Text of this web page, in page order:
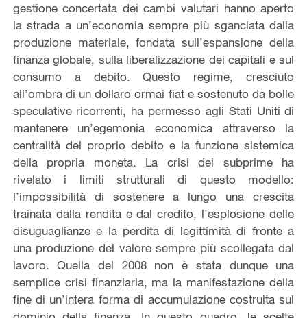
gestione concertata dei cambi valutari hanno aperto
la strada a un’economia sempre più sganciata dalla
produzione materiale, fondata sull’espansione della
finanza globale, sulla liberalizzazione dei capitali e sul
consumo a debito. Questo regime, cresciuto
all’ombra di un dollaro ormai fiat e sostenuto da bolle
speculative ricorrenti, ha permesso agli Stati Uniti di
mantenere un’egemonia economica attraverso la
centralità del proprio debito e la funzione sistemica
della propria moneta. La crisi dei subprime ha
rivelato i limiti strutturali di questo modello:
l’impossibilità di sostenere a lungo una crescita
trainata dalla rendita e dal credito, l’esplosione delle
disuguaglianze e la perdita di legittimità di fronte a
una produzione del valore sempre più scollegata dal
lavoro. Quella del 2008 non è stata dunque una
semplice crisi finanziaria, ma la manifestazione della
fine di un’intera forma di accumulazione costruita sul